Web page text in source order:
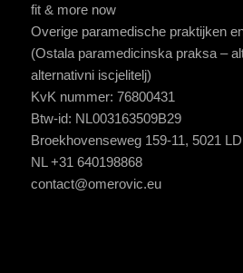
fit & more now
Overige paramedische praktijken
(Ostala paramedicinska praksa –
alternativni iscjelitelj)
KvK nummer: 76800431
Btw-id: NL003163509B29
Broekhovenseweg 159-11, 5021
NL +31 640198868
contact@omerovic.eu